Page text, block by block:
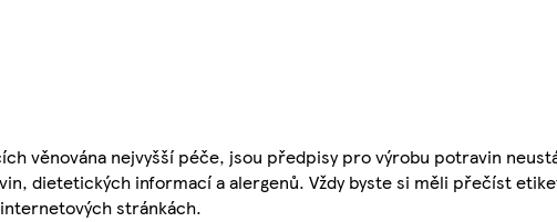
věnována nejvyšší péče, jsou předpisy pro výrobu potravin
dietetických informací a alergenů. Vždy byste si měli přečíst
stránkách.